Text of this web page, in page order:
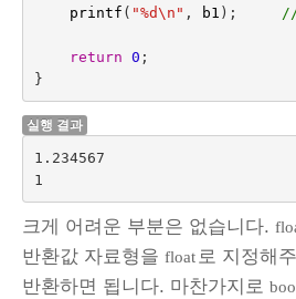
printf ( "%d\n " , b1 );
return 0 ;
}
실행 결과
1.234567
크게 어려운 부분은 없습니다.
반환값 자료형을 float로 지정해
반환하면 됩니다. 마찬가지로